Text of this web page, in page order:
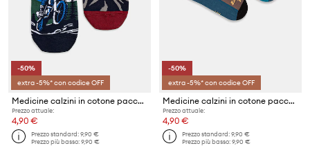
-50%
extra -5%* con codice OFF
Medicine calzini in cotone pacco da 2
Prezzo attuale:
4,90 €
Prezzo standard:9,90 €
Prezzo più basso:9,90 €
-50%
extra -5%* con codice OFF
Medicine calzini in cotone pacco da 2
Prezzo attuale:
4,90 €
Prezzo standard:9,90 €
Prezzo più basso:9,90 €